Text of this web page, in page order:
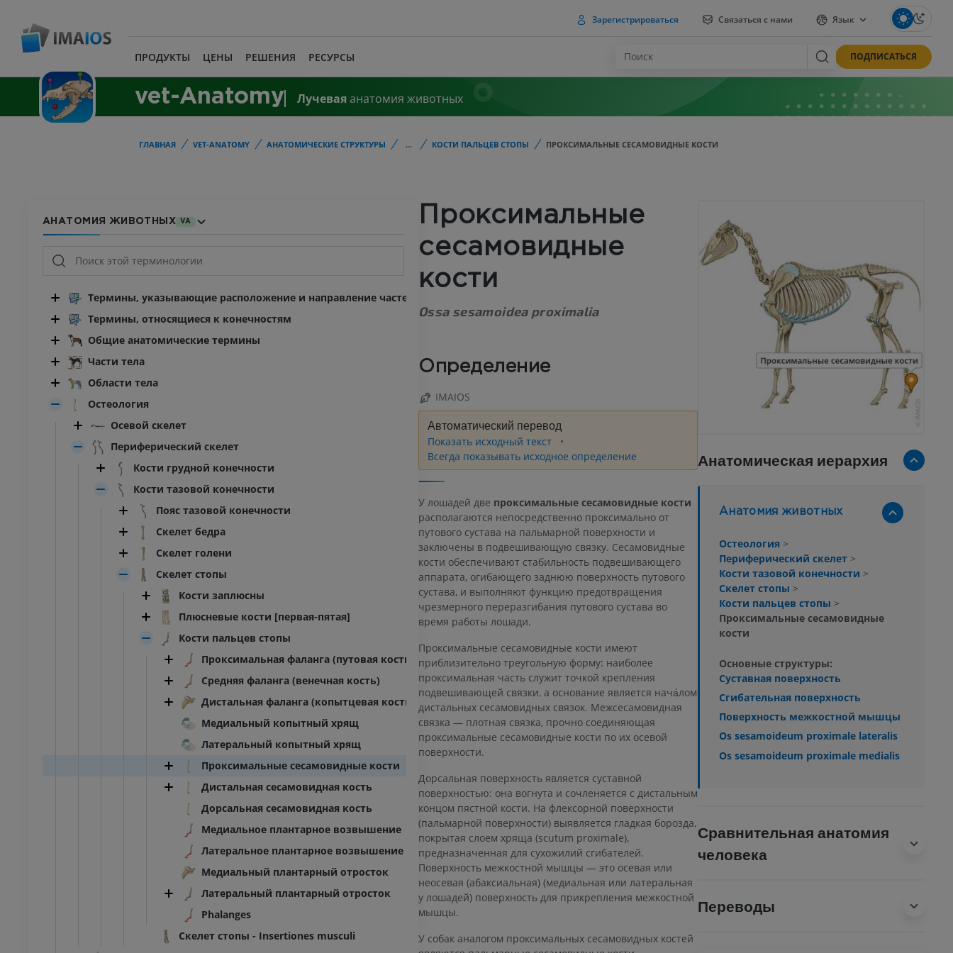
Зарегистрироваться Связаться с нами Язык
ПРОДУКТЫ ЦЕНЫ РЕШЕНИЯ РЕСУРСЫ ПОДПИСАТЬСЯ
vet-Anatomy Лучеваяанатомия животных
ГЛАВНАЯ VET-ANATOMY АНАТОМИЧЕСКИЕ СТРУКТУРЫ ... КОСТИ ПАЛЬЦЕВ СТОПЫ ПРОКСИМАЛЬНЫЕ СЕСАМОВИДНЫЕ КОСТИ
АНАТОМИЯ ЖИВОТНЫХ VA
Термины, указывающие расположение и направление частей тела
Термины, относящиеся к конечностям
Общие анатомические термины
Части тела
Области тела
Остеология
Осевой скелет
Периферический скелет
Кости грудной конечности
Кости тазовой конечности
Пояс тазовой конечности
Скелет бедра
Скелет голени
Скелет стопы
Кости заплюсны
Плюсневые кости [первая-пятая]
Кости пальцев стопы
Проксимальная фаланга (путовая кость)
Средняя фаланга (венечная кость)
Дистальная фаланга (копытцевая кость, копытная кость)
Медиальный копытный хрящ
Латеральный копытный хрящ
Проксимальные сесамовидные кости
Дистальная сесамовидная кость
Дорсальная сесамовидная кость
Медиальное плантарное возвышение
Латеральное плантарное возвышение
Медиальный плантарный отросток
Латеральный плантарный отросток
Phalanges
Скелет стопы - Insertiones musculi
Проксимальные
сесамовидные
кости
Ossa sesamoidea proximalia
Определение
IMAIOS
Автоматический перевод
Показать исходный текст
Всегда показывать исходное определение
У лошадей две проксимальные сесамовидные кости
располагаются непосредственно проксимально от
путового сустава на пальмарной поверхности и
заключены в подвешивающую связку. Сесамовидные
кости обеспечивают стабильность подвешивающего
аппарата, огибающего заднюю поверхность путового
сустава, и выполняют функцию предотвращения
чрезмерного переразгибания путового сустава во
время работы лошади.
Проксимальные сесамовидные кости имеют
приблизительно треугольную форму: наиболее
проксимальная часть служит точкой крепления
подвешивающей связки, а основание является нача́лом
дистальных сесамовидных связок. Межсесамовидная
связка — плотная связка, прочно соединяющая
проксимальные сесамовидные кости по их осевой
поверхности.
Дорсальная поверхность является суставной
поверхностью: она вогнута и сочленяется с дистальным
концом пястной кости. На флексорной поверхности
(пальмарной поверхности) выявляется гладкая борозда,
покрытая слоем хряща (scutum proximale),
предназначенная для сухожилий сгибателей.
Поверхность межкостной мышцы — это осевая или
неосевая (абаксиальная) (медиальная или латеральная
у лошадей) поверхность для прикрепления межкостной
мышцы.
У собак аналогом проксимальных сесамовидных костей
Анатомическая иерархия
Анатомия животных
Остеология >
Периферический скелет >
Кости тазовой конечности >
Скелет стопы >
Кости пальцев стопы >
Проксимальные сесамовидные
кости
Основные структуры:
Суставная поверхность
Сгибательная поверхность
Поверхность межкостной мышцы
Os sesamoideum proximale lateralis
Os sesamoideum proximale medialis
Сравнительная анатомия
человека
Переводы